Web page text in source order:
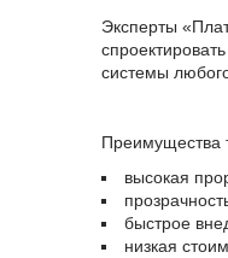
Эксперты
системы
Преимущества
высокая
быстрое
низкая